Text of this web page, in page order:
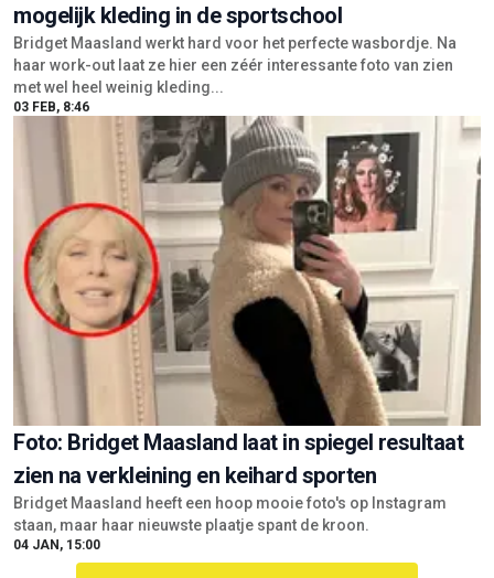
mogelijk kleding in de sportschool
Bridget Maasland werkt hard voor het perfecte wasbordje. Na
haar work-out laat ze hier een zéér interessante foto van zien
met wel heel weinig kleding...
03 FEB, 8:46
Foto: Bridget Maasland laat in spiegel resultaat
zien na verkleining en keihard sporten
Bridget Maasland heeft een hoop mooie foto's op Instagram
staan, maar haar nieuwste plaatje spant de kroon.
04 JAN, 15:00